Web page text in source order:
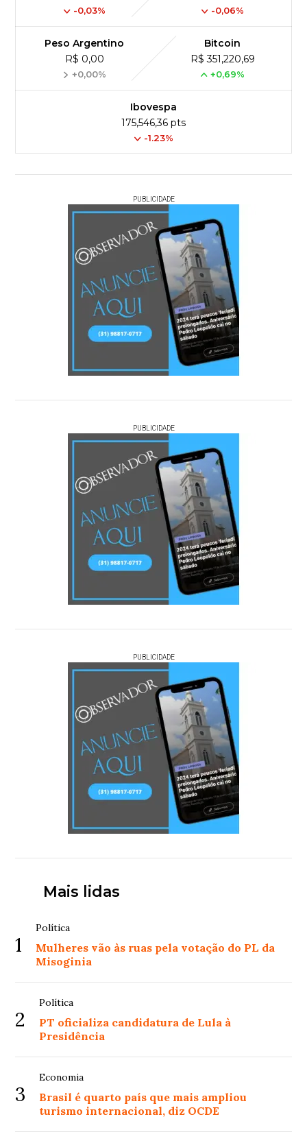
-0,03% -0,06%
Peso Argentino
R$ 0,00
+0,00%
Bitcoin
R$ 351,220,69
+0,69%
Ibovespa
175,546,36 pts
-1.23%
PUBLICIDADE
PUBLICIDADE
PUBLICIDADE
Mais lidas
1
Política
Mulheres vão às ruas pela votação do PL da
Misoginia
2
Política
PT oficializa candidatura de Lula à
Presidência
3
Economia
Brasil é quarto país que mais ampliou
turismo internacional, diz OCDE